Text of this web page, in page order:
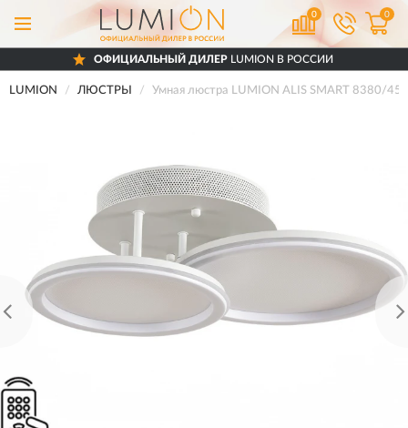
0 0
ОФИЦИАЛЬНЫЙ ДИЛЕР LUMION В РОССИИ
LUMION ЛЮСТРЫ Умная люстра LUMION ALIS SMART 8380/